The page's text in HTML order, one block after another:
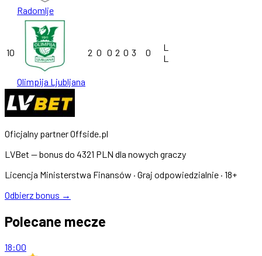
Radomlje
10
Olimpija Ljubljana
2 0 0 2 0 3 0
L
L
Oficjalny partner Offside.pl
LVBet — bonus do 4321 PLN dla nowych graczy
Licencja Ministerstwa Finansów · Graj odpowiedzialnie · 18+
Odbierz bonus →
Polecane mecze
18:00